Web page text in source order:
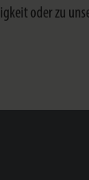
oder zu